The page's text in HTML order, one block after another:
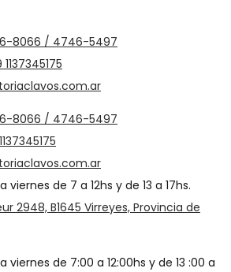
8066 / 4746-5497
8066 / 4746-5497
viernes de 7 a 12hs y de 13 a 17hs.
2948, B1645 Virreyes, Provincia de
viernes de 7:00 a 12:00hs y de 13 :00 a